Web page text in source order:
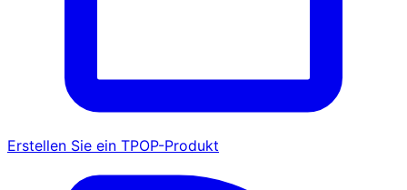
Erstellen Sie ein TPOP-Produkt